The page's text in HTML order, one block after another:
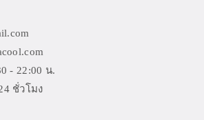
- 22:00 น.
ชั่วโมง